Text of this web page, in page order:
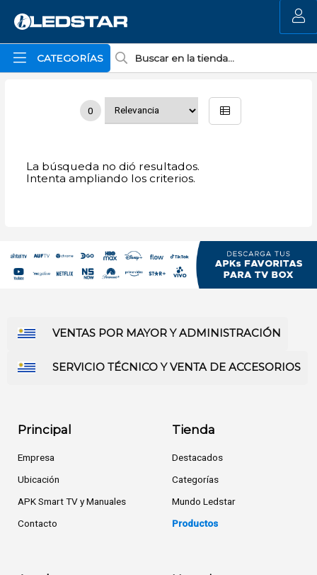
CATEGORÍAS
MI COMPRA
0
La búsqueda no dió resultados.
Intenta ampliando los criterios.
VENTAS POR MAYOR Y ADMINISTRACIÓN
SERVICIO TÉCNICO Y VENTA DE ACCESORIOS
Principal
Empresa
Ubicación
APK Smart TV y Manuales
Contacto
Tienda
Destacados
Categorías
Mundo Ledstar
Productos